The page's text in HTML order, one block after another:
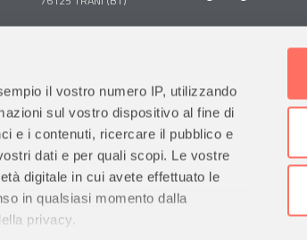
il vostro numero IP, utilizzando
sul vostro dispositivo al fine di
e i contenuti, ricercare il pubblico e
dati e per quali scopi. Le vostre
digitale in cui avete effettuato le
in qualsiasi momento dalla
privacy.
Prima Infanzia: 0883
494858
di apertura al pubblico
Toscana,
Sicilia, Puglia,
0883 494884